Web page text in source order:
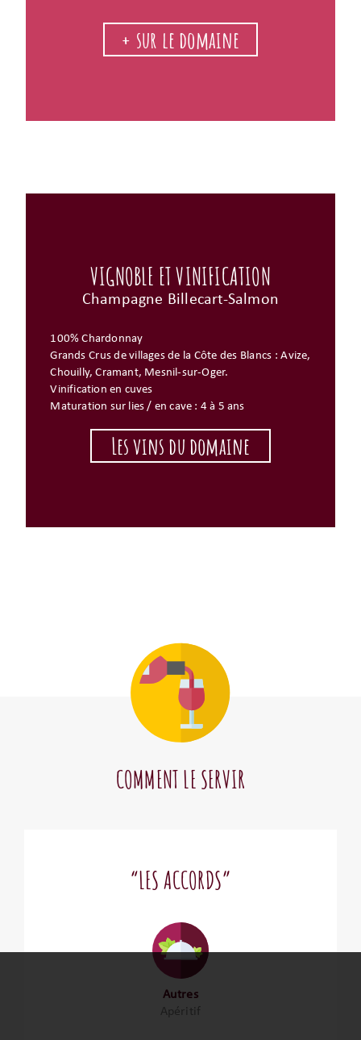
+ sur le domaine
VIGNOBLE ET VINIFICATION
Champagne Billecart-Salmon
100% Chardonnay
Grands Crus de villages de la Côte des Blancs : Avize,
Chouilly, Cramant, Mesnil-sur-Oger.
Vinification en cuves
Maturation sur lies / en cave : 4 à 5 ans
Les vins du domaine
COMMENT LE SERVIR
“LES ACCORDS”
Autres
Apéritif